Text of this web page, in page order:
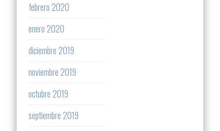
febrero 2020
enero 2020
diciembre 2019
noviembre 2019
octubre 2019
septiembre 2019